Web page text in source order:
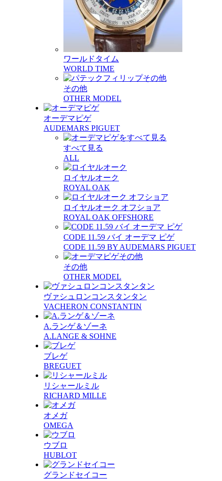
ワールドタイム
WORLD TIME
その他
OTHER MODEL
オーデマピゲ
AUDEMARS PIGUET
すべて見る
ALL
ロイヤルオーク
ROYAL OAK
ロイヤルオーク オフショア
ROYAL OAK OFFSHORE
CODE 11.59 バイ オーデマ ピゲ
CODE 11.59 BY AUDEMARS PIGUET
その他
OTHER MODEL
ヴァシュロンコンスタンタン
VACHERON CONSTANTIN
A.ランゲ＆ゾーネ
A.LANGE & SOHNE
ブレゲ
BREGUET
リシャールミル
RICHARD MILLE
オメガ
OMEGA
ウブロ
HUBLOT
グランドセイコー